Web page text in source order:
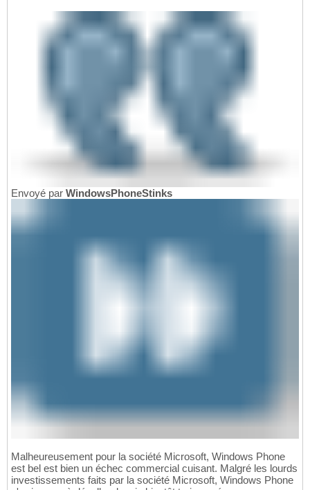
Envoyé par WindowsPhoneStinks
Malheureusement pour la société Microsoft, Windows Phone
est bel est bien un échec commercial cuisant. Malgré les lourds
investissements faits par la société Microsoft, Windows Phone